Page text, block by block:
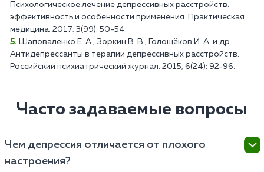
Психологическое лечение депрессивных расстройств:
эффективность и особенности применения. Практическая
медицина. 2017; 3(99): 50-54.
Шаповаленко Е. А., Зоркин В. В., Голощёков И. А. и др.
Антидепрессанты в терапии депрессивных расстройств.
Российский психиатрический журнал. 2015; 6(24): 92-96.
Часто задаваемые вопросы
Чем депрессия отличается от плохого
настроения?